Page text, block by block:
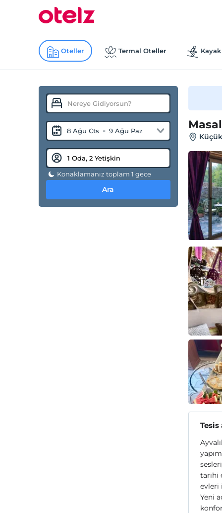
Oteller Termal Oteller
8 Ağu Cts - 9 Ağu Paz
Konaklamanız toplam 1 gece
Ara
Tesis
tarihi
evleri
Yeni